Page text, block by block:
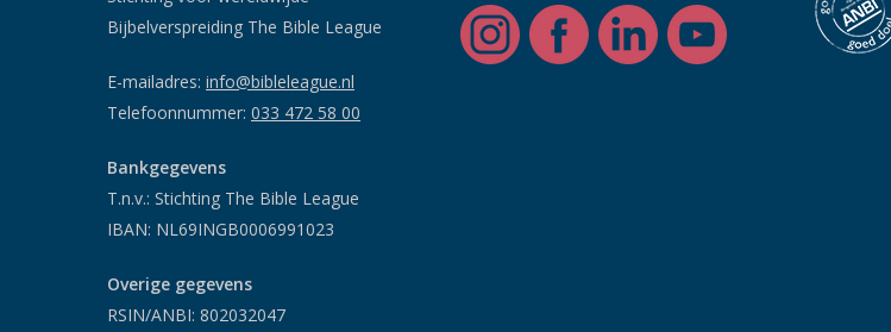
Bijbelverspreiding The Bible League
E-mailadres: info@bibleleague.nl
Telefoonnummer: 033 472 58 00
Bankgegevens
T.n.v.: Stichting The Bible League
IBAN: NL69INGB0006991023
Overige gegevens
RSIN/ANBI: 802032047